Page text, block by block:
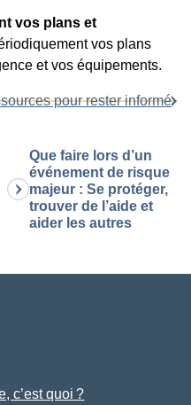
vos plans et
vos plans
et vos équipements.
pour rester informé
Que faire lors d’un
événement de risque
majeur : Se protéger,
trouver de l’aide et
aider les autres
c’est quoi ?